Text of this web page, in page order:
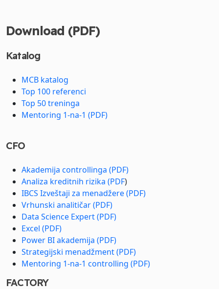
Download (PDF)
Katalog
MCB katalog
Top 100 referenci
Top 50 treninga
Mentoring 1-na-1 (PDF)
CFO
Akademija controllinga (PDF)
Analiza kreditnih rizika (PDF)
IBCS Izveštaji za menadžere (PDF)
Vrhunski analitičar (PDF)
Data Science Expert (PDF)
Excel (PDF)
Power BI akademija (PDF)
Strategijski menadžment (PDF)
Mentoring 1-na-1 controlling (PDF)
FACTORY